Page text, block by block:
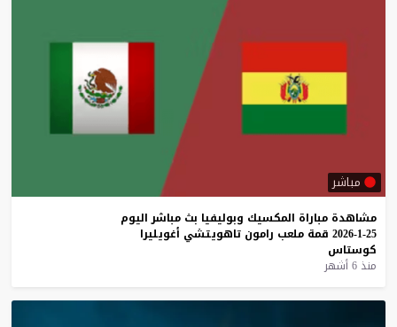
مباشر
مشاهدة مباراة المكسيك وبوليفيا بث مباشر اليوم
25-1-2026
قمة ملعب رامون تاهويتشي أغويليرا
كوستاس
منذ 6 أشهر